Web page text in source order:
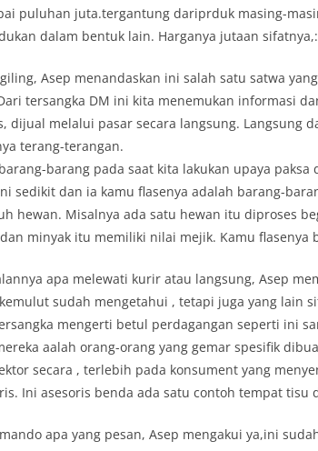
puluhan juta.tergantung dariprduk masing-
dalam bentuk lain. Harganya jutaan
Asep menandaskan ini salah satu satwa
tersangka DM ini kita menemukan informasi
dijual melalui pasar secara langsung. Langsung
terang-terangan.
barang pada saat kita lakukan upaya
sedikit dan ia kamu flasenya adalah barang-
hewan. Misalnya ada satu hewan itu diproses
minyak itu memiliki nilai mejik. Kamu flasenya
apa melewati kurir atau langsung, Asep
sudah mengetahui , tetapi juga yang lain
mengerti betul perdagangan seperti ini
aalah orang-orang yang gemar spesifik
secara , terlebih pada konsument yang
Ini asesoris benda ada satu contoh tempat tisu
apa yang pesan, Asep mengakui ya,ini